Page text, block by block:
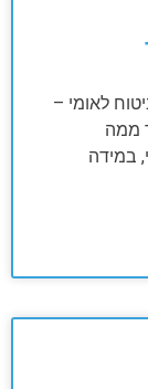
לאומי –
ממה
במידה